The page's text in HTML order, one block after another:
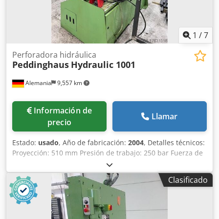
1 /7
Alemania 9,557 km
Perforadora hidráulica
Peddinghaus Hydraulic 1001
Información de
precio
Llamar
Estado: usado, Año de fabricación: 2004, Detalles técnicos:
Proyección: 510 mm Presión de trabajo: 250 bar Fuerza de
punzonado: 1000 kN t Acero redondo: hasta Ø 65 x 12 y
hasta Ø 90 x 8,5 mm Conexión eléctrica: 400V / 50Hz
Potencia total necesaria: 7,5 kW Dsdeu Ick Topfx An Nsck
Peso de la máquina aprox.: total 2,6 toneladas
Dimensiones de la máquina aprox. LxAxA: 1,9 x 1,0 x 2,1 m
Dimensiones L x A x A: armario de procesamiento: 0,7 x
Clasificado